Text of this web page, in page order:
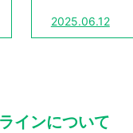
2025.06.12
インについて